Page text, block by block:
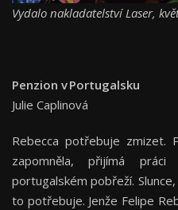
Vydalo nakladatelství Laser,
Penzion v Portugalsku
Julie Caplinová
Rebecca potřebuje zmizet.
zapomněla, přijímá
portugalském pobřeží.
to potřebuje. Jenže Felipe